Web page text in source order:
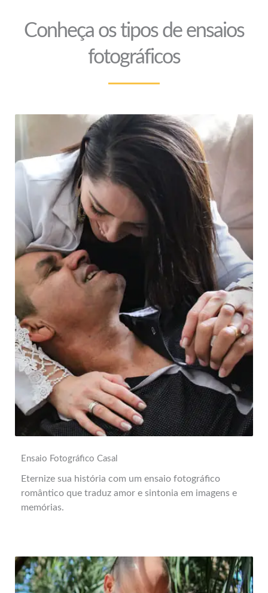
Conheça os tipos de ensaios
fotográficos
Ensaio Fotográfico Casal
Eternize sua história com um ensaio fotográfico
romântico que traduz amor e sintonia em imagens e
memórias.